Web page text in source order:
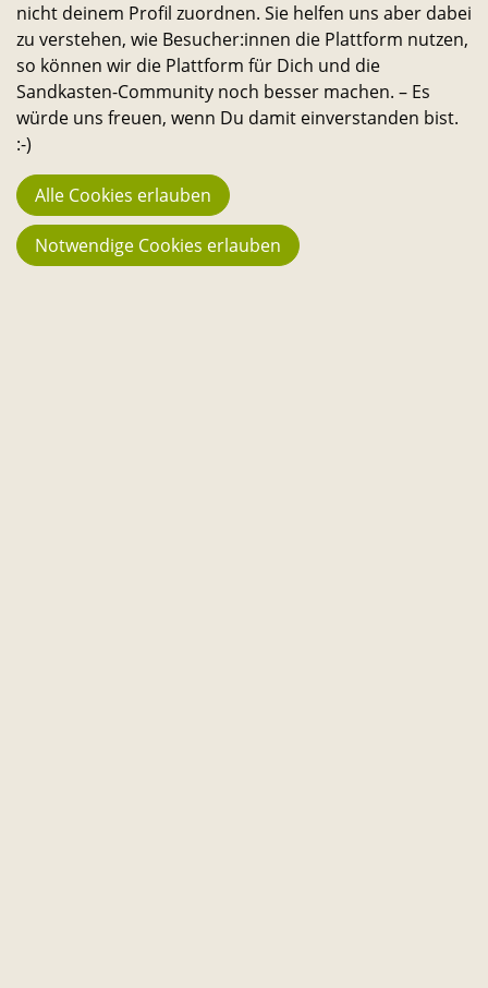
Stadt noch lebenswerter und nachhaltiger zu machen.
Alle Studierenden, Mitarbeitenden und
Wissenschaftler:innen können Ideen dazu einreichen
und selbst verwirklichen. – Ein Angebot des
Transferservice.
Bleib in Kontakt
E-
Telefon-Instagram-
Threads-Messenger-
YouTube-Facebook-
nicht deinem Profil zuordnen. Sie helfen uns aber dabei
zu verstehen, wie Besucher:innen die Plattform nutzen,
so können wir die Plattform für Dich und die
Sandkasten-Community noch besser machen. – Es
würde uns freuen, wenn Du damit einverstanden bist.
:-)
Alle Cookies erlauben
Notwendige Cookies erlauben